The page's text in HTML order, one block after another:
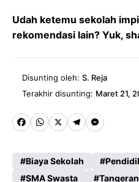
Udah ketemu sekolah
rekomendasi lain? Yuk,
Disunting oleh: S. Reja
Terakhir disunting: Maret 21,
Fa
b
W
ts
X
Te
gr
M
Biaya Sekolah
SMA Swasta